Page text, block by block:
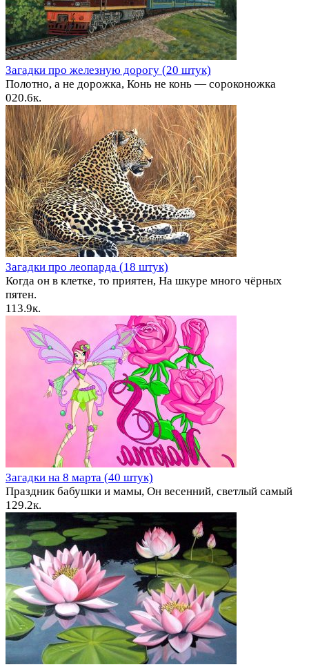
Загадки про железную дорогу (20 штук)
Полотно, а не дорожка, Конь не конь — сороконожка
020.6к.
Загадки про леопарда (18 штук)
Когда он в клетке, то приятен, На шкуре много чёрных
пятен.
113.9к.
Загадки на 8 марта (40 штук)
Праздник бабушки и мамы, Он весенний, светлый самый
129.2к.